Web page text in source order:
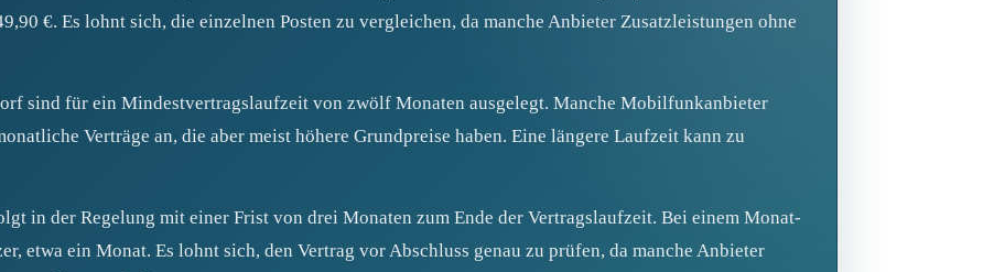
€. Es lohnt sich, die einzelnen Posten zu vergleichen, da manche Anbieter Zusatzleistungen ohne
sind für ein Mindestvertragslaufzeit von zwölf Monaten ausgelegt. Manche Mobilfunkanbieter
Verträge an, die aber meist höhere Grundpreise haben. Eine längere Laufzeit kann zu
in der Regelung mit einer Frist von drei Monaten zum Ende der Vertragslaufzeit. Bei einem Monat-
etwa ein Monat. Es lohnt sich, den Vertrag vor Abschluss genau zu prüfen, da manche Anbieter